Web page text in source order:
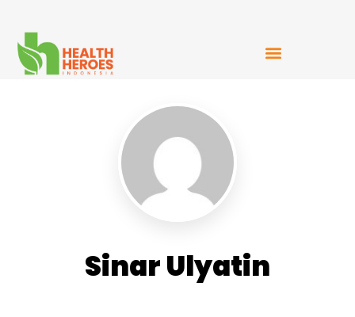
Sinar Ulyatin